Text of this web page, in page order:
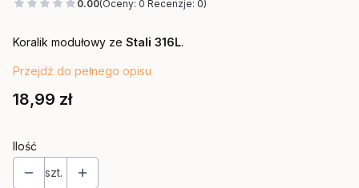
0.00(Oceny: 0 Recenzje: 0)
Koralik modułowy ze Stali 316L.
Przejdź do pełnego opisu
Cena
18,99 zł
Ilość
szt.